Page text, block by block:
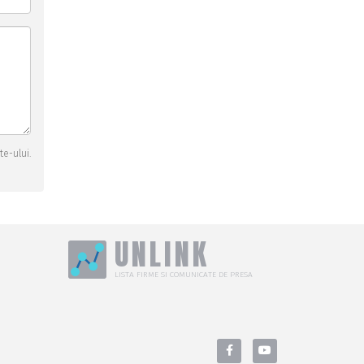
ului.
UNLINK
LISTA FIRME SI COMUNICATE DE PRESA